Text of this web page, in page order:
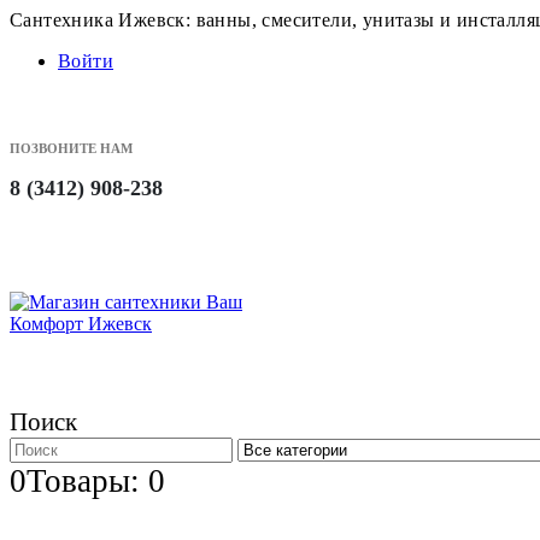
Сантехника Ижевск: ванны, смесители, унитазы и
Войти
ПОЗВОНИТЕ НАМ
8 (3412) 908-238
Поиск
0Товары: 0